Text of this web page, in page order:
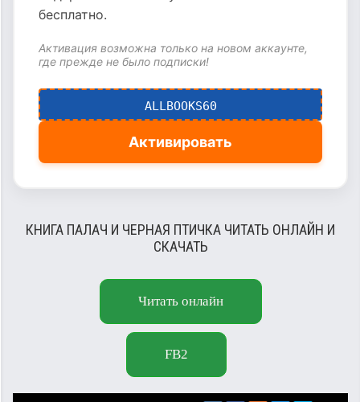
бесплатно.
Активация возможна только на новом аккаунте,
где прежде не было подписки!
ALLBOOKS60
Активировать
КНИГА ПАЛАЧ И ЧЕРНАЯ ПТИЧКА ЧИТАТЬ ОНЛАЙН И
СКАЧАТЬ
Читать онлайн
FB2